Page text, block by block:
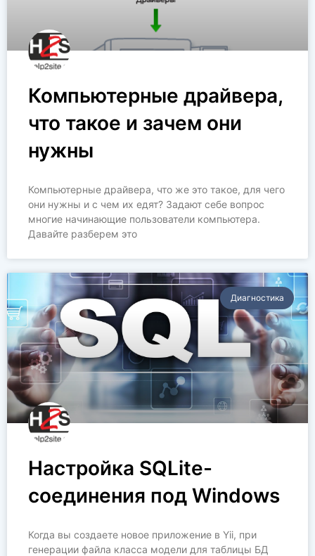
Компьютерные драйвера,
что такое и зачем они
нужны
Компьютерные драйвера, что же это такое, для чего
они нужны и с чем их едят? Задают себе вопрос
многие начинающие пользователи компьютера.
Давайте разберем это
Диагностика
Настройка SQLite-
соединения под Windows
Когда вы создаете новое приложение в Yii, при
генерации файла класса модели для таблицы БД